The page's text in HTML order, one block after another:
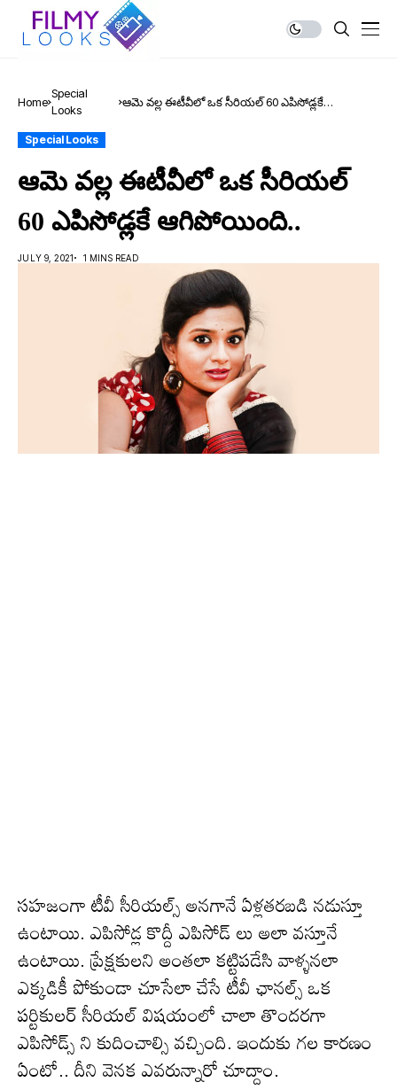
Home
Special
Looks
ఆమె వల్ల ఈటీవీలో ఒక సీరియల్ 60 ఎపిసోడ్లకే
Special Looks
ఆమె వల్ల ఈటీవీలో ఒక సీరియల్
60 ఎపిసోడ్లకే ఆగిపోయింది..
JULY 9, 2021 1 MINS READ
సహజంగా టీవీ సీరియల్స్ అనగానే ఏళ్లతరబడి నడుస్తూ
ఉంటాయి. ఎపిసోడ్ల కొద్దీ ఎపిసోడ్ లు అలా వస్తూనే
ఉంటాయి. ప్రేక్షకులని అంతలా కట్టిపడేసి వాళ్ళనలా
ఎక్కడికీ పోకుండా చూసేలా చేసే టీవీ ఛానల్స్ ఒక
పర్టికులర్ సీరియల్ విషయంలో చాలా తొందరగా
ఎపిసోడ్స్ ని కుదించాల్సి వచ్చింది. ఇందుకు గల కారణం
ఏంటో.. దీని వెనక ఎవరున్నారో చూద్దాం.